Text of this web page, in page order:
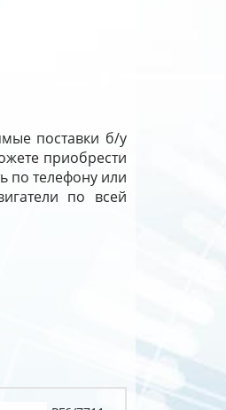
поставки б/у
приобрести
по телефону или
по всей